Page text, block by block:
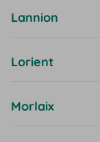
Lannion
Lorient
Morlaix